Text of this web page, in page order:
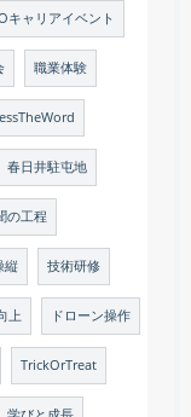
キャリアイベント
職業体験
春日井駐屯地
の工程
縦 技術研修
上 ドローン操作
TrickOrTreat